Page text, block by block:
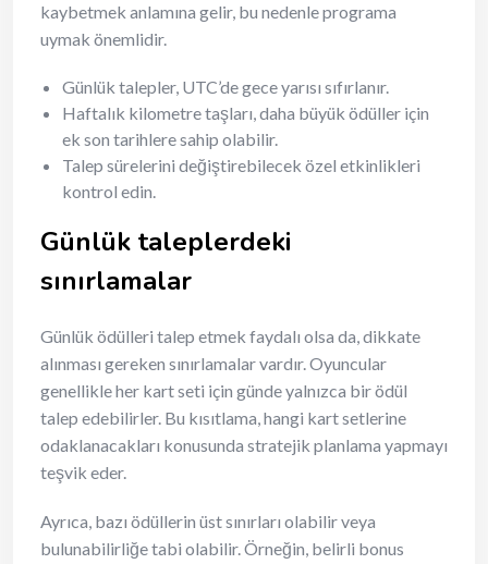
kaybetmek anlamına gelir, bu nedenle programa
uymak önemlidir.
Günlük talepler, UTC’de gece yarısı sıfırlanır.
Haftalık kilometre taşları, daha büyük ödüller için
ek son tarihlere sahip olabilir.
Talep sürelerini değiştirebilecek özel etkinlikleri
kontrol edin.
Günlük taleplerdeki
sınırlamalar
Günlük ödülleri talep etmek faydalı olsa da, dikkate
alınması gereken sınırlamalar vardır. Oyuncular
genellikle her kart seti için günde yalnızca bir ödül
talep edebilirler. Bu kısıtlama, hangi kart setlerine
odaklanacakları konusunda stratejik planlama yapmayı
teşvik eder.
Ayrıca, bazı ödüllerin üst sınırları olabilir veya
bulunabilirliğe tabi olabilir. Örneğin, belirli bonus